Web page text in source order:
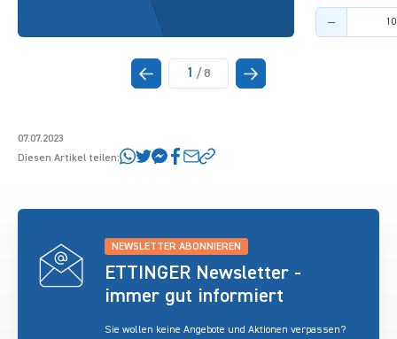
Menge des
1 /8
07.07.2023
Diesen Artikel teilen:
NEWSLETTER ABONNIEREN
ETTINGER Newsletter -
immer gut informiert
Sie wollen keine Angebote und Aktionen verpassen?